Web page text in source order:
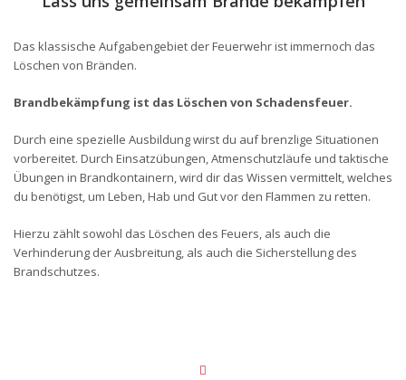
Das klassische Aufgabengebiet der Feuerwehr ist immernoch das
Löschen von Bränden.
Brandbekämpfung ist das Löschen von Schadensfeuer.
Durch eine spezielle Ausbildung wirst du auf brenzlige Situationen
vorbereitet. Durch Einsatzübungen, Atmenschutzläufe und taktische
Übungen in Brandkontainern, wird dir das Wissen vermittelt, welches
du benötigst, um Leben, Hab und Gut vor den Flammen zu retten.
Hierzu zählt sowohl das Löschen des Feuers, als auch die
Verhinderung der Ausbreitung, als auch die Sicherstellung des
Brandschutzes.